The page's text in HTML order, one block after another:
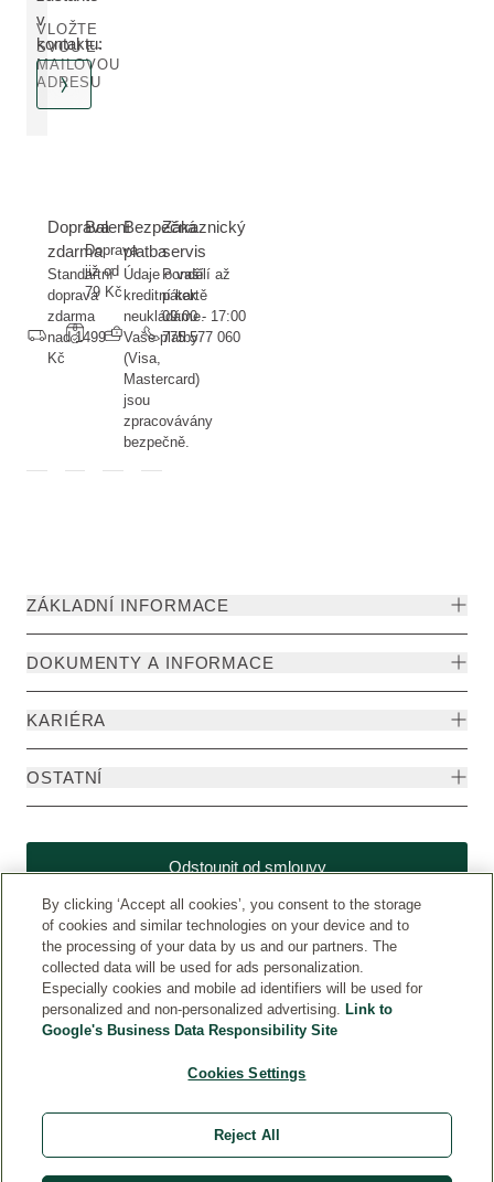
v
kontaktu:
VLOŽTE
SVOU E-
MAILOVOU
ADRESU
Doprava
zdarma
Standartní
doprava
zdarma
nad 1499
Kč
Balení
Doprava
již od
79 Kč
Bezpečná
platba
Údaje o vaší
kreditní kartě
neukládáme.
Vaše platby
(Visa,
Mastercard)
jsou
zpracovávány
bezpečně.
Zákaznický
servis
Pondělí až
pátek
09:00 - 17:00
775 577 060
ZÁKLADNÍ INFORMACE
DOKUMENTY A INFORMACE
KARIÉRA
OSTATNÍ
Odstoupit od smlouvy
Weleda CZ © Weleda 2026
By clicking ‘Accept all cookies’, you consent to the storage
of cookies and similar technologies on your device and to
the processing of your data by us and our partners. The
collected data will be used for ads personalization.
Especially cookies and mobile ad identifiers will be used for
personalized and non-personalized advertising. Link to
Google's Business Data Responsibility Site
Cookies Settings
Reject All